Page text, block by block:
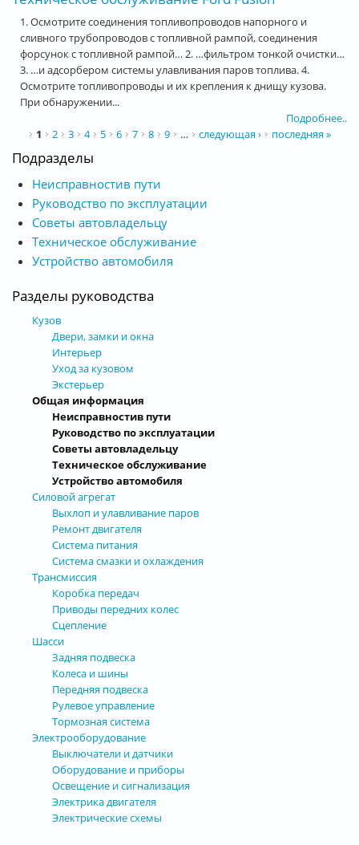
1. Осмотрите соединения топливопроводов напорного и
сливного трубопроводов с топливной рампой, соединения
форсунок с топливной рампой… 2. …фильтром тонкой очистки…
3. …и адсорбером системы улавливания паров топлива. 4.
Осмотрите топливопроводы и их крепления к днищу кузова.
При обнаружении...
Подробнее..
Страницы
1 2 3 4 5 6 7 8 9 … следующая › последняя »
Подразделы
Неисправностив пути
Руководство по эксплуатации
Советы автовладельцу
Техническое обслуживание
Устройство автомобиля
Разделы руководства
Кузов
Двери, замки и окна
Интерьер
Уход за кузовом
Экстерьер
Общая информация
Неисправностив пути
Руководство по эксплуатации
Советы автовладельцу
Техническое обслуживание
Устройство автомобиля
Силовой агрегат
Выхлоп и улавливание паров
Ремонт двигателя
Система питания
Система смазки и охлаждения
Трансмиссия
Коробка передач
Приводы передних колес
Сцепление
Шасси
Задняя подвеска
Колеса и шины
Передняя подвеска
Рулевое управление
Тормозная система
Электрооборудование
Выключатели и датчики
Оборудование и приборы
Освещение и сигнализация
Электрика двигателя
Электрические схемы